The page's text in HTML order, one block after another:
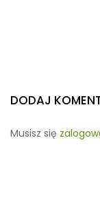
DODAJ
Musisz się